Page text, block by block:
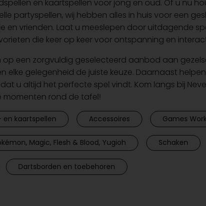
en kaartspellen voor jong en oud. Of u nu
partyspellen, wij hebben alles in huis voor een
en vrienden. Laat u meeslepen door uitdagende
die keer op keer voor ontspanning en
op een zorgvuldig geselecteerd aanbod aan
elke gelegenheid de juiste keuze. Daarnaast
u altijd het perfecte spel vindt. Kom langs bij
momenten rond de tafel!
en kaartspellen Accessoires Games
Magic, Flesh & Blood, Yugioh Schaken
Dartsborden en toebehoren